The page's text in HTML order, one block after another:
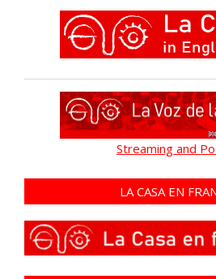
Streaming and
LA CASA EN